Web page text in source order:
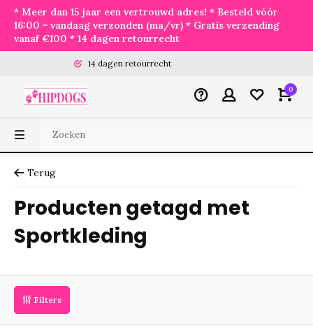
* Meer dan 15 jaar een vertrouwd adres! * Besteld vóór
16:00 = vandaag verzonden (ma/vr) * Gratis verzending
vanaf €100 * 14 dagen retourrecht
14 dagen retourrecht
0
Terug
Producten getagd met
Sportkleding
Filters